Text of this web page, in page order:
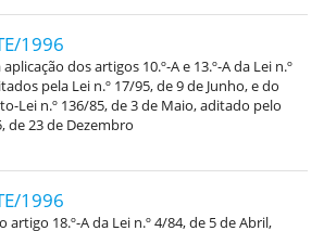
1996
dos artigos 10.º-A e 13.º-A da Lei n.º
pela Lei n.º 17/95, de 9 de Junho, e do
Lei n.º 136/85, de 3 de Maio, aditado pelo
de 23 de Dezembro
1996
artigo 18.º-A da Lei n.º 4/84, de 5 de Abril,